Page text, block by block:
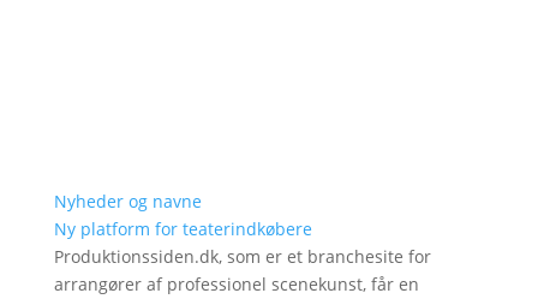
Nyheder og navne
Ny platform for teaterindkøbere
Produktionssiden.dk, som er et branchesite for
arrangører af professionel scenekunst, får en